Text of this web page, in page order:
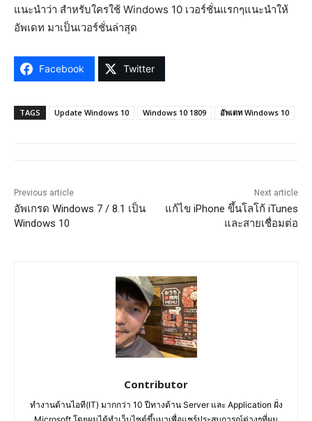
แนะนำว่า สำหรับใครใช้ Windows 10 เวอร์ชั่นแรกๆแนะนำให้
อัพเดท มาเป็นเวอร์ชั่นล่าสุด
Facebook Twitter
TAGS Update Windows 10 Windows 10 1809 อัพเดท Windows 10
Previous article
อัพเกรด Windows 7 / 8.1 เป็น
Windows 10
Next article
แก้ไข iPhone ขึ้นโลโก้ iTunes
และสายเชื่อมต่อ
Contributor
ทำงานด้านไอที(IT) มากกว่า 10 ปีทางด้าน Server และ Application ฝั่ง